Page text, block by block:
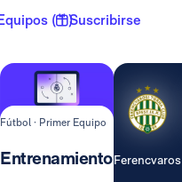
( 1 )Suscribirse
Fútbol · Primer Equipo
EntrenamientoFerencvaros